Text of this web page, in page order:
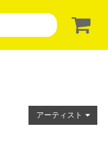
アーティスト